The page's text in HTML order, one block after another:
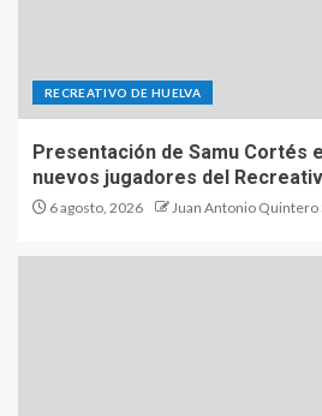
RECREATIVO DE HUELVA
Presentación de Samu Cortés
nuevos jugadores del
6 agosto, 2026 Juan Antonio Quintero